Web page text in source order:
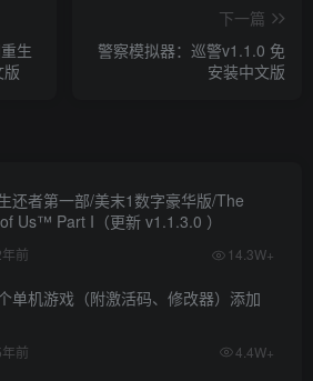
生
下一篇
警察模拟器：巡警v1.1.0 免
安装中文版
还者第一部/美末1数字豪华版/The
Us™ Part I（更新 v1.1.3.0 ）
前 14.3W+
单机游戏（附激活码、修改器）添加
前 4.4W+